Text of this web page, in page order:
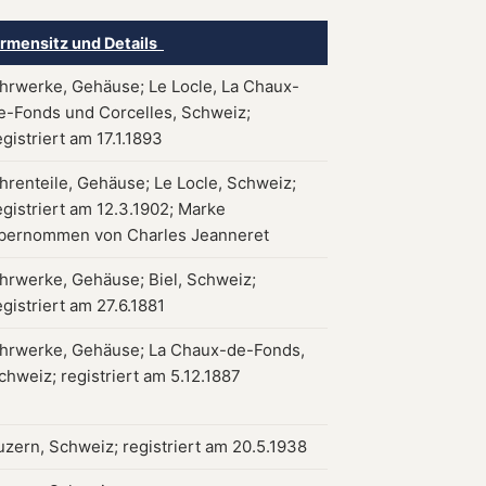
und Details
Gehäuse; Le Locle, La Chaux-
Fonds und Corcelles, Schweiz;
am 17.1.1893
Gehäuse; Le Locle, Schweiz;
am 12.3.1902; Marke
von Charles Jeanneret
Gehäuse; Biel, Schweiz;
am 27.6.1881
Gehäuse; La Chaux-de-Fonds,
registriert am 5.12.1887
Schweiz; registriert am 20.5.1938